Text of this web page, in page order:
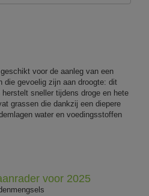
voor de aanleg van een
die gevoelig zijn aan droogte: dit
sneller tijdens droge en hete
grassen die dankzij een diepere
water en voedingsstoffen
voor 2025